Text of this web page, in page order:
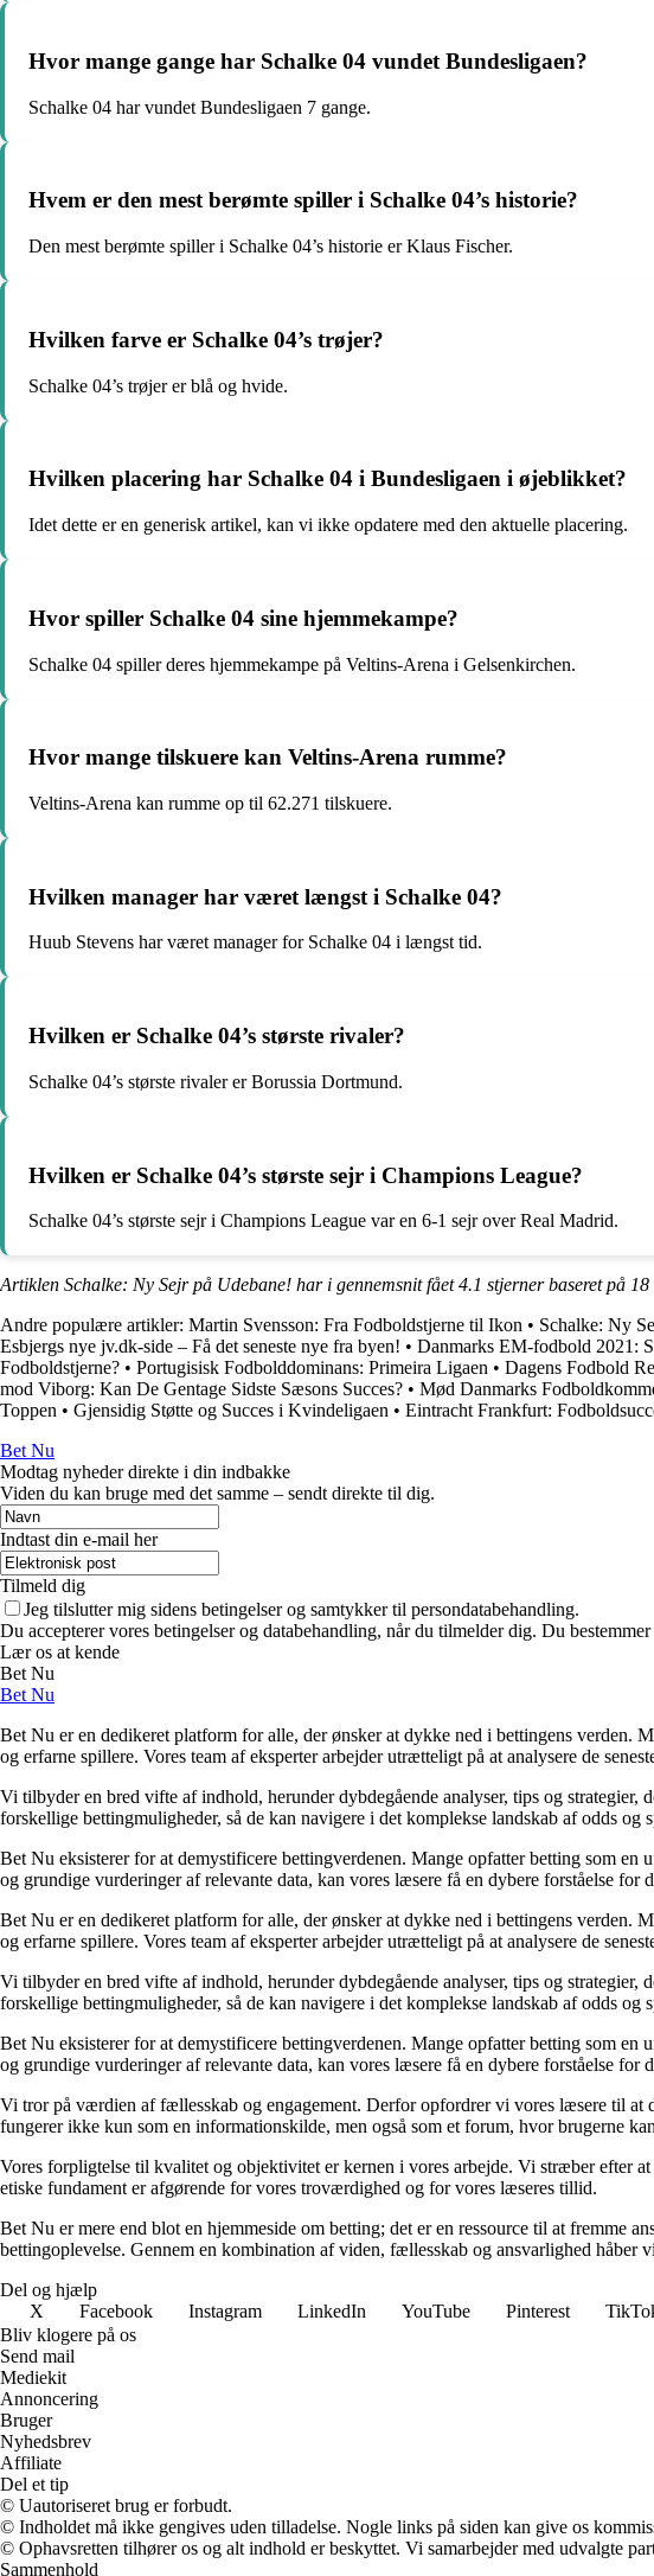
Hvor mange gange har Schalke 04 vundet Bundesligaen?
Schalke 04 har vundet Bundesligaen 7 gange.
Hvem er den mest berømte spiller i Schalke 04’s historie?
Den mest berømte spiller i Schalke 04’s historie er Klaus Fischer.
Hvilken farve er Schalke 04’s trøjer?
Schalke 04’s trøjer er blå og hvide.
Hvilken placering har Schalke 04 i Bundesligaen i øjeblikket?
Idet dette er en generisk artikel, kan vi ikke opdatere med den aktuelle placering.
Hvor spiller Schalke 04 sine hjemmekampe?
Schalke 04 spiller deres hjemmekampe på Veltins-Arena i Gelsenkirchen.
Hvor mange tilskuere kan Veltins-Arena rumme?
Veltins-Arena kan rumme op til 62.271 tilskuere.
Hvilken manager har været længst i Schalke 04?
Huub Stevens har været manager for Schalke 04 i længst tid.
Hvilken er Schalke 04’s største rivaler?
Schalke 04’s største rivaler er Borussia Dortmund.
Hvilken er Schalke 04’s største sejr i Champions League?
Schalke 04’s største sejr i Champions League var en 6-1 sejr over Real Madrid.
Artiklen Schalke: Ny Sejr på Udebane! har i gennemsnit fået4.1 stjerner baseret på 18
Andre populære artikler: Martin Svensson: Fra Fodboldstjerne til Ikon • Schalke: Ny
Esbjergs nye jv.dk-side – Få det seneste nye fra byen! • Danmarks EM-fodbold 2021:
Fodboldstjerne? • Portugisisk Fodbolddominans: Primeira Ligaen • Dagens Fodbold
mod Viborg: Kan De Gentage Sidste Sæsons Succes? • Mød Danmarks
Toppen • Gjensidig Støtte og Succes i Kvindeligaen • Eintracht Frankfurt:
Bet Nu
Modtag nyheder direkte i din indbakke
Viden du kan bruge med det samme – sendt direkte til dig.
Indtast din e-mail her
Tilmeld dig
Jeg tilslutter mig sidens betingelser og samtykker til persondatabehandling.
Du accepterer vores betingelser og databehandling, når du tilmelder dig. Du
Lær os at kende
Bet Nu
Bet Nu
Bet Nu er en dedikeret platform for alle, der ønsker at dykke ned i bettingens verden.
og erfarne spillere. Vores team af eksperter arbejder utrætteligt på at analysere de
Vi tilbyder en bred vifte af indhold, herunder dybdegående analyser, tips og
forskellige bettingmuligheder, så de kan navigere i det komplekse landskab af odds
Bet Nu eksisterer for at demystificere bettingverdenen. Mange opfatter betting som
og grundige vurderinger af relevante data, kan vores læsere få en dybere forståelse
Bet Nu er en dedikeret platform for alle, der ønsker at dykke ned i bettingens verden.
og erfarne spillere. Vores team af eksperter arbejder utrætteligt på at analysere de
Vi tilbyder en bred vifte af indhold, herunder dybdegående analyser, tips og
forskellige bettingmuligheder, så de kan navigere i det komplekse landskab af odds
Bet Nu eksisterer for at demystificere bettingverdenen. Mange opfatter betting som
og grundige vurderinger af relevante data, kan vores læsere få en dybere forståelse
Vi tror på værdien af fællesskab og engagement. Derfor opfordrer vi vores læsere til at
fungerer ikke kun som en informationskilde, men også som et forum, hvor brugerne
Vores forpligtelse til kvalitet og objektivitet er kernen i vores arbejde. Vi stræber efter
etiske fundament er afgørende for vores troværdighed og for vores læseres tillid.
Bet Nu er mere end blot en hjemmeside om betting; det er en ressource til at fremme
bettingoplevelse. Gennem en kombination af viden, fællesskab og ansvarlighed håber
Del og hjælp
X
Facebook Instagram LinkedIn YouTube Pinterest
Bliv klogere på os
Send mail
Mediekit
Annoncering
Bruger
Nyhedsbrev
Affiliate
Del et tip
© Uautoriseret brug er forbudt.
© Indholdet må ikke gengives uden tilladelse. Nogle links på siden kan give os
© Ophavsretten tilhører os og alt indhold er beskyttet. Vi samarbejder med udvalgte
Sammenhold